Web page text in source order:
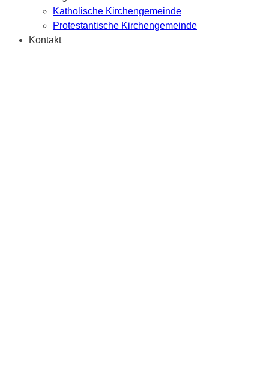
Katholische Kirchengemeinde
Protestantische Kirchengemeinde
Kontakt